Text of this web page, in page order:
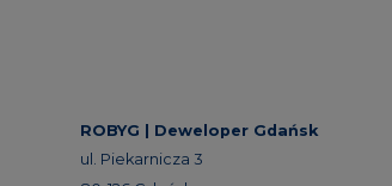
ROBYG | Deweloper Gdańsk
ul. Piekarnicza 3